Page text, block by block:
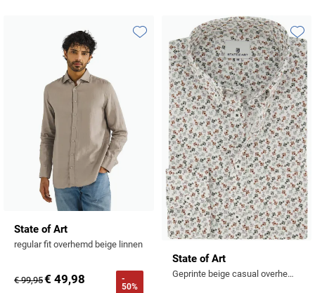
State of Art
regular fit overhemd beige linnen
€ 99,95€ 49,98
-
50%
Toevoegen aan favorieten
State of Art
Geprinte beige casual overhemd wijde fit